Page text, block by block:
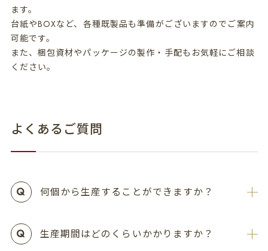
ます。
台紙やBOXなど、各種既製品も準備がございますのでご案内
可能です。
また、梱包資材やパッケージの製作・手配もお気軽にご相談
ください。
よくあるご質問
何個から生産することができますか？
生産期間はどのくらいかかりますか？